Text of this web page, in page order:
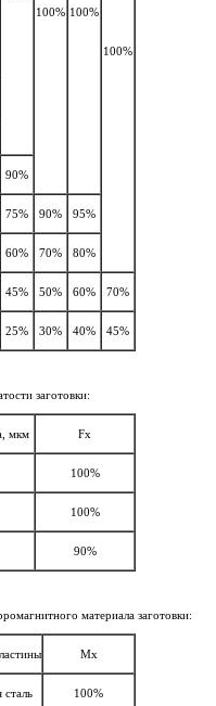
100% 100%
100%
90%
75% 90% 95%
60% 70% 80%
45% 50% 60% 70%
25% 30% 40% 45%
заготовки:
мкм Fx
100%
100%
90%
материала заготовки:
Мх
сталь 100%